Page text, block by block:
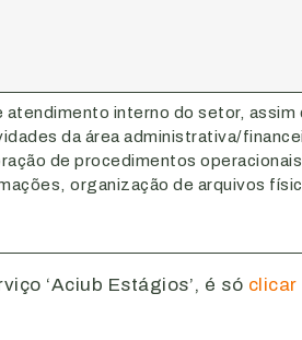
atendimento interno do setor, assim
da área administrativa/
de procedimentos operacionais,
organização de arquivos
‘Aciub Estágios’, é só clicar